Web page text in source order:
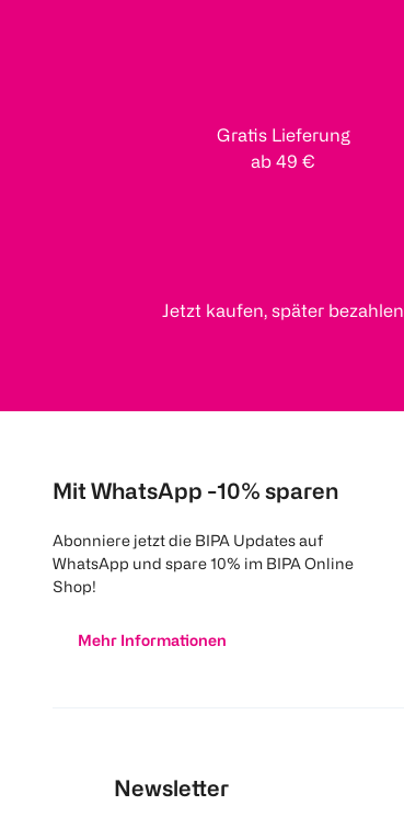
Gratis Lieferung
ab 49 €
Jetzt kaufen, später bezahlen
Mit WhatsApp -10% sparen
Abonniere jetzt die BIPA Updates auf
WhatsApp und spare 10% im BIPA Online
Shop!
Mehr Informationen
Newsletter